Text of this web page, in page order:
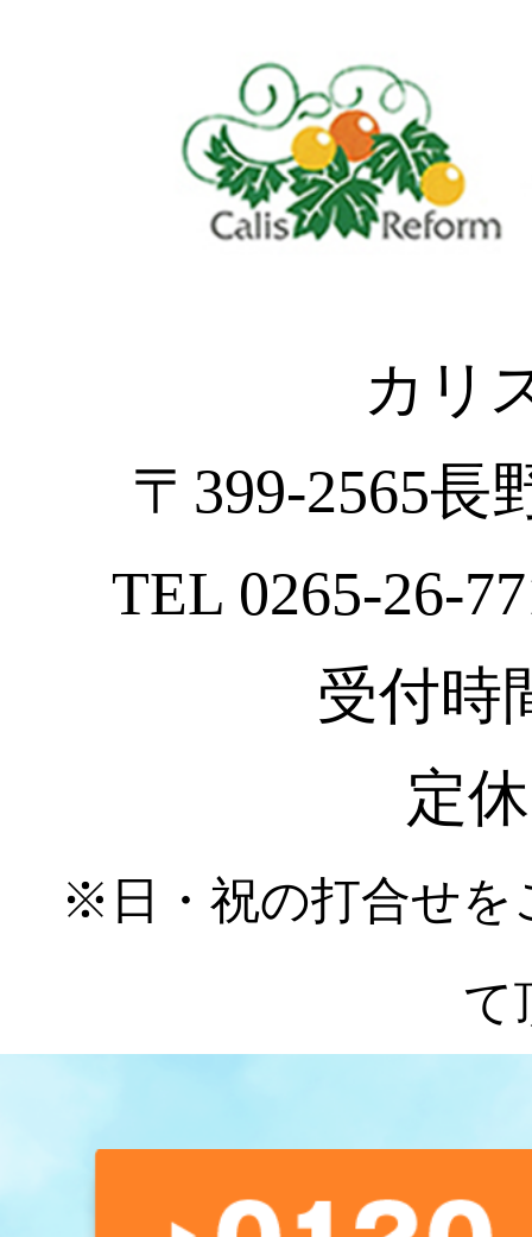
カリ
〒399-2565長
TEL 0265-26-
受付時
定
※日・祝の打合せを
て